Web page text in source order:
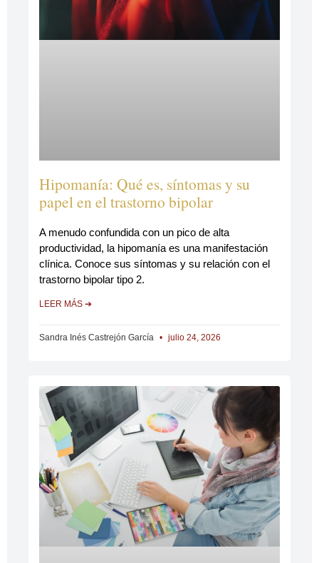
Hipomanía: Qué es, síntomas y su
papel en el trastorno bipolar
A menudo confundida con un pico de alta
productividad, la hipomanía es una manifestación
clínica. Conoce sus síntomas y su relación con el
trastorno bipolar tipo 2.
LEER MÁS ➔
Sandra Inés Castrejón García julio 24, 2026